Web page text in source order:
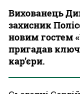
Вихованець
захисник
новим гостем
пригадав
кар’єри.